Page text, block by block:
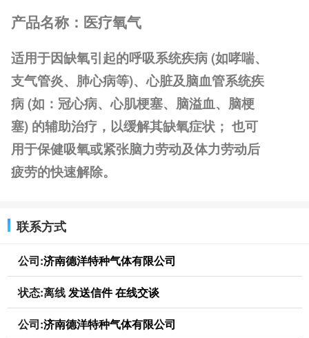
产品名称：医疗氧气
适用于因缺氧引起的呼吸系统疾病 (如哮喘、
支气管炎、肺心病等)、心脏及脑血管系统疾
病 (如：冠心病、心肌梗塞、脑溢血、脑梗
塞) 的辅助治疗，以缓解其缺氧症状； 也可
用于保健吸氧或紧张脑力劳动及体力劳动后
疲劳的快速解除。
联系方式
公司:济南德洋特种气体有限公司
状态:离线发送信件在线交谈
公司:济南德洋特种气体有限公司